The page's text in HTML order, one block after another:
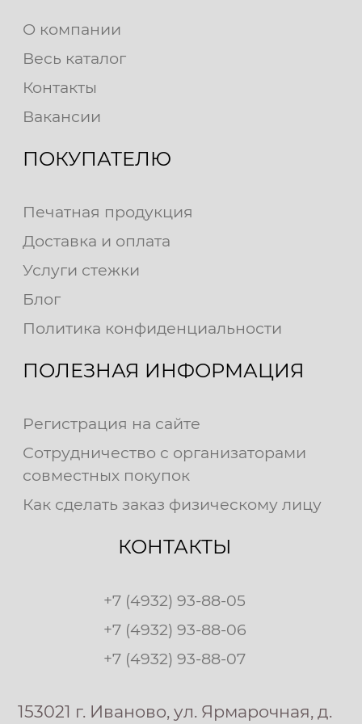
О компании
Весь каталог
Контакты
Вакансии
ПОКУПАТЕЛЮ
Печатная продукция
Доставка и оплата
Услуги стежки
Блог
Политика конфиденциальности
ПОЛЕЗНАЯ ИНФОРМАЦИЯ
Регистрация на сайте
Сотрудничество с организаторами
совместных покупок
Как сделать заказ физическому лицу
КОНТАКТЫ
+7 (4932) 93-88-05
+7 (4932) 93-88-06
+7 (4932) 93-88-07
153021 г. Иваново, ул. Ярмарочная, д.